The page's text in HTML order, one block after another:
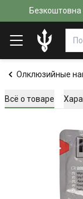
Безкоштовна
Олклюзийные
Всё о товаре